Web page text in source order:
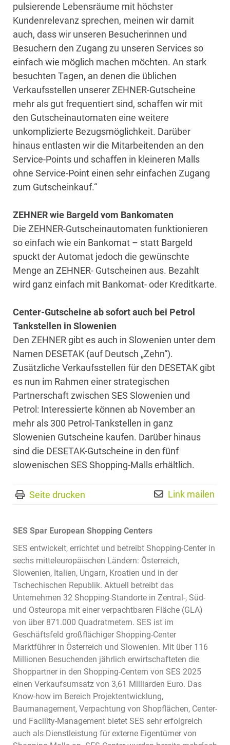
pulsierende Lebensräume mit höchster
Kundenrelevanz sprechen, meinen wir damit
auch, dass wir unseren Besucherinnen und
Besuchern den Zugang zu unseren Services so
einfach wie möglich machen möchten. An stark
besuchten Tagen, an denen die üblichen
Verkaufsstellen unserer ZEHNER-Gutscheine
mehr als gut frequentiert sind, schaffen wir mit
den Gutscheinautomaten eine weitere
unkomplizierte Bezugsmöglichkeit. Darüber
hinaus entlasten wir die Mitarbeitenden an den
Service-Points und schaffen in kleineren Malls
ohne Service-Point einen sehr einfachen Zugang
zum Gutscheinkauf.“
ZEHNER wie Bargeld vom Bankomaten
Die ZEHNER-Gutscheinautomaten funktionieren
so einfach wie ein Bankomat – statt Bargeld
spuckt der Automat jedoch die gewünschte
Menge an ZEHNER- Gutscheinen aus. Bezahlt
wird ganz einfach mit Bankomat- oder Kreditkarte.
Center-Gutscheine ab sofort auch bei Petrol
Tankstellen in Slowenien
Den ZEHNER gibt es auch in Slowenien unter dem
Namen DESETAK (auf Deutsch „Zehn“).
Zusätzliche Verkaufsstellen für den DESETAK gibt
es nun im Rahmen einer strategischen
Partnerschaft zwischen SES Slowenien und
Petrol: Interessierte können ab November an
mehr als 300 Petrol-Tankstellen in ganz
Slowenien Gutscheine kaufen. Darüber hinaus
sind die DESETAK-Gutscheine in den fünf
slowenischen SES Shopping-Malls erhältlich.
Seite drucken Link mailen
SES Spar European Shopping Centers
SES entwickelt, errichtet und betreibt Shopping-Center in
sechs mitteleuropäischen Ländern: Österreich,
Slowenien, Italien, Ungarn, Kroatien und in der
Tschechischen Republik. Aktuell betreibt das
Unternehmen 32 Shopping-Standorte in Zentral-, Süd-
und Osteuropa mit einer verpachtbaren Fläche (GLA)
von über 871.000 Quadratmetern. SES ist im
Geschäftsfeld großflächiger Shopping-Center
Marktführer in Österreich und Slowenien. Mit über 116
Millionen Besuchenden jährlich erwirtschafteten die
Shoppartner in den Shopping-Centern von SES 2025
einen Verkaufsumsatz von 3,61 Milliarden Euro. Das
Know-how im Bereich Projektentwicklung,
Baumanagement, Verpachtung von Shopflächen, Center-
und Facility-Management bietet SES sehr erfolgreich
auch als Dienstleistung für externe Eigentümer von